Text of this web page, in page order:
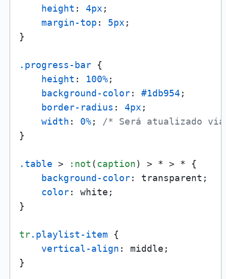
height : 4px ;
margin-top : 5px ;
}
.progress-bar {
height : 100%;
background-color: #1db954 ;
border-radius : 4px ;
width : 0%; /* Será atualizado
}
.table > :not (caption) > * > * {
background-color: transparent;
color: white;
}
tr.playlist-item {
vertical-align : middle;
}